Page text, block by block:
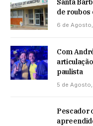
Santa
de roubos
6 de
Com
paulista
5 de
Pescador